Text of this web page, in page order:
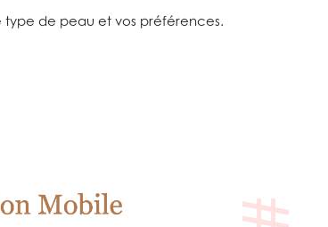
type de peau et vos préférences.